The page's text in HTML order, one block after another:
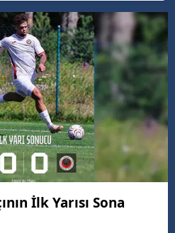
İlk Yarısı Sona